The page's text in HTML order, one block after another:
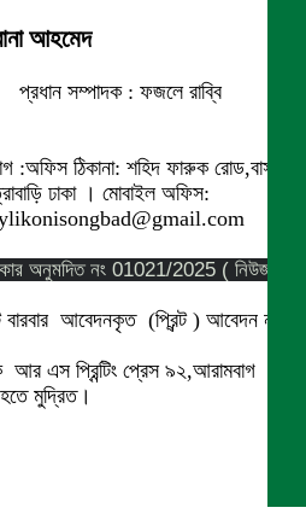
আহমেদ
প্রধান সম্পাদক : ফজলে রাব্বি
:অফিস ঠিকানা: শহিদ ফারুক রোড,বাসা
ঢাকা । মোবাইল অফিস:
অনুমদিত নং 01021/2025 ( নিউজ
বারবার আবেদনকৃত (প্রিন্ট ) আবেদন নং
এস প্রিন্টিং প্রেস ৯২,আরামবাগ
মুদ্রিত।